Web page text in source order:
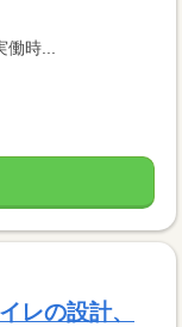
働時...
レの設計、